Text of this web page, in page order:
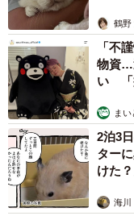
鶴野
「不
物資…
い 「
まい
2泊3
ター
けた？
海川